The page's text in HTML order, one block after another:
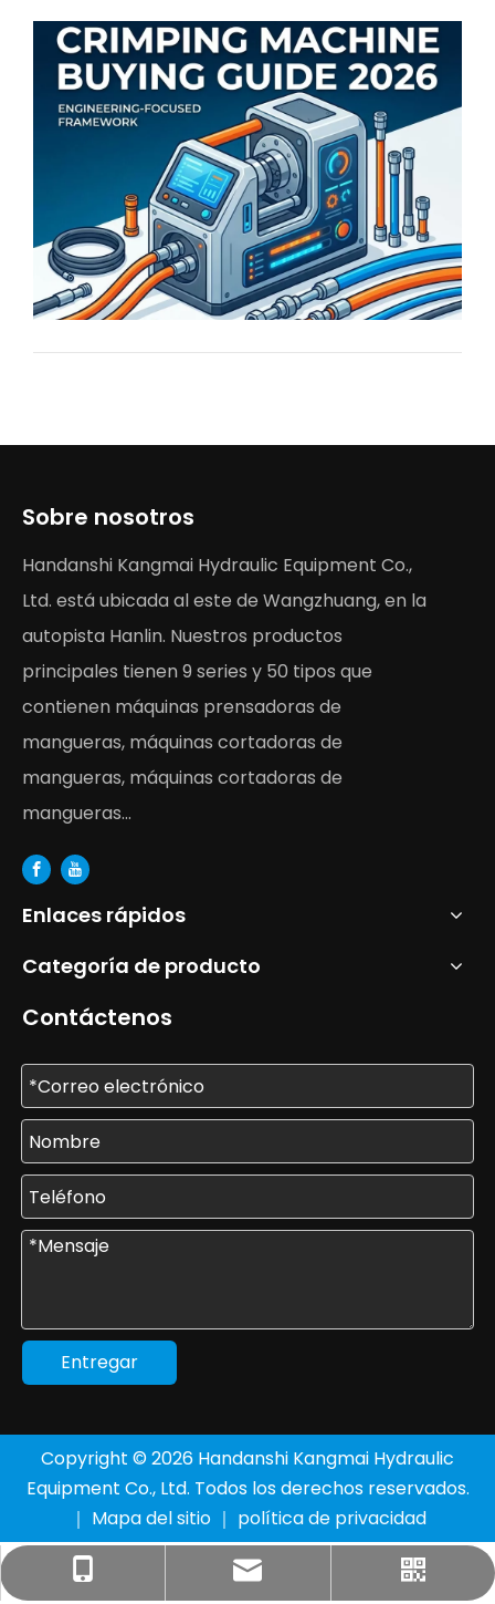
2026 exige tolerancias más estrictas que nunca.
Sobre nosotros
Handanshi Kangmai Hydraulic Equipment Co.,
Ltd. está ubicada al este de Wangzhuang, en la
autopista Hanlin. Nuestros productos
principales tienen 9 series y 50 tipos que
contienen máquinas prensadoras de
mangueras, máquinas cortadoras de
mangueras, máquinas cortadoras de
mangueras...
Enlaces rápidos
Categoría de producto
Contáctenos
Entregar
+86-177-3205-8136
ventas1@km-yy.com
Copyright © 2026 Handanshi Kangmai Hydraulic
Equipment Co., Ltd. Todos los derechos reservados.
｜ Mapa del sitio ｜ política de privacidad